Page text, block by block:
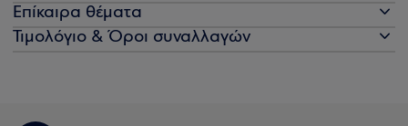
Επίκαιρα θέματα
Τιμολόγιο & Όροι συναλλαγών